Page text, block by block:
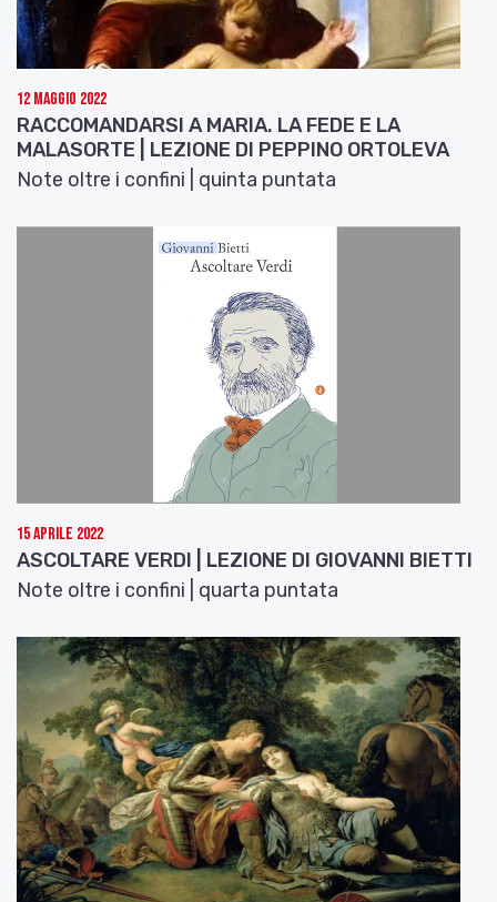
12 Maggio 2022
RACCOMANDARSI A MARIA. LA FEDE E LA
MALASORTE | LEZIONE DI PEPPINO ORTOLEVA
Note oltre i confini | quinta puntata
15 Aprile 2022
ASCOLTARE VERDI | LEZIONE DI GIOVANNI BIETTI
Note oltre i confini | quarta puntata